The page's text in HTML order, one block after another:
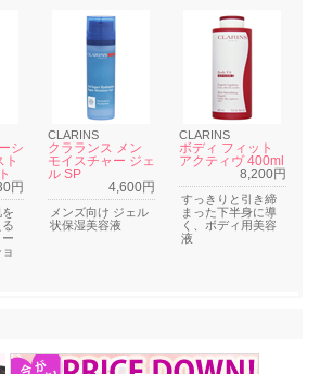
シ
ト
円
CLARINS
クラランス メン
モイスチャー ジェ
ル SP
4,600円
メンズ向け ジェル
状保湿美容液
CLARINS
ボディ フィット
アクティヴ 400ml
8,200円
すっきりと引き締
まった下半身に導
く、ボディ用美容
液